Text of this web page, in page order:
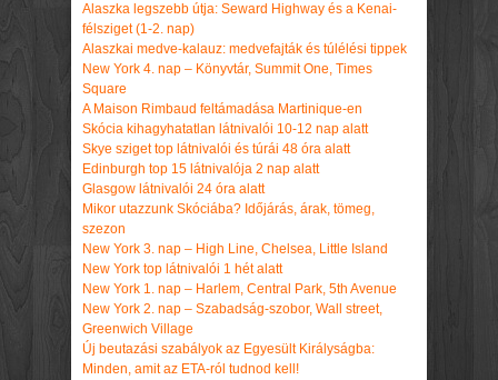
Alaszka legszebb útja: Seward Highway és a Kenai-
félsziget (1-2. nap)
Alaszkai medve-kalauz: medvefajták és túlélési tippek
New York 4. nap – Könyvtár, Summit One, Times
Square
A Maison Rimbaud feltámadása Martinique-en
Skócia kihagyhatatlan látnivalói 10-12 nap alatt
Skye sziget top látnivalói és túrái 48 óra alatt
Edinburgh top 15 látnivalója 2 nap alatt
Glasgow látnivalói 24 óra alatt
Mikor utazzunk Skóciába? Időjárás, árak, tömeg,
szezon
New York 3. nap – High Line, Chelsea, Little Island
New York top látnivalói 1 hét alatt
New York 1. nap – Harlem, Central Park, 5th Avenue
New York 2. nap – Szabadság-szobor, Wall street,
Greenwich Village
Új beutazási szabályok az Egyesült Királyságba:
Minden, amit az ETA-ról tudnod kell!